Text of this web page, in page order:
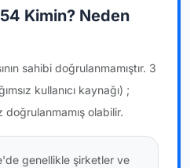
Kimin? Neden
sahibi doğrulanmamıştır. 3
kullanıcı kaynağı) ;
doğrulanmamış olabilir.
genellikle şirketler ve